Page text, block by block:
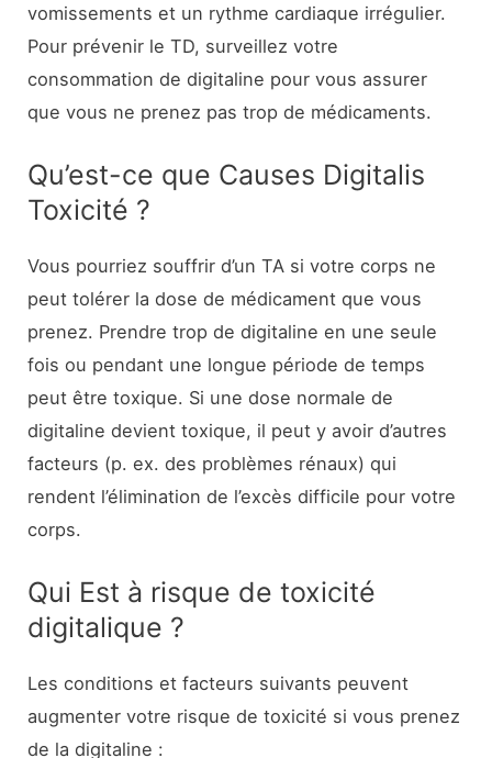
vomissements et un rythme cardiaque irrégulier.
Pour prévenir le TD, surveillez votre
consommation de digitaline pour vous assurer
que vous ne prenez pas trop de médicaments.
Qu’est-ce que Causes Digitalis
Toxicité ?
Vous pourriez souffrir d’un TA si votre corps ne
peut tolérer la dose de médicament que vous
prenez. Prendre trop de digitaline en une seule
fois ou pendant une longue période de temps
peut être toxique. Si une dose normale de
digitaline devient toxique, il peut y avoir d’autres
facteurs (p. ex. des problèmes rénaux) qui
rendent l’élimination de l’excès difficile pour votre
corps.
Qui Est à risque de toxicité
digitalique ?
Les conditions et facteurs suivants peuvent
augmenter votre risque de toxicité si vous prenez
de la digitaline :